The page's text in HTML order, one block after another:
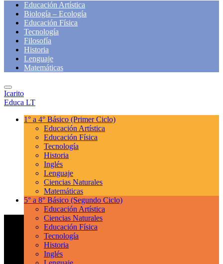
Educación Artística
Biología – Ecología
Educación Física
Tecnología
Filosofía
Historia
Lenguaje
Matemáticas
Icarito
Educa LT
1° a 4° Básico (Primer Ciclo)
Educación Artística
Educación Física
Tecnología
Historia
Inglés
Lenguaje
Ciencias Naturales
Matemáticas
5° a 8° Básico (Segundo Ciclo)
Educación Artística
Ciencias Naturales
Educación Física
Tecnología
Historia
Inglés